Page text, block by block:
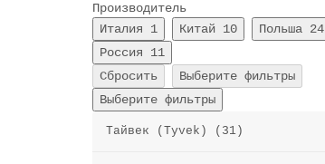
Производитель
Италия
1 Китай 10 Польша 24
Россия
11
Сбросить
Выберите фильтры
Выберите фильтры
Тайвек (Tyvek) (31)